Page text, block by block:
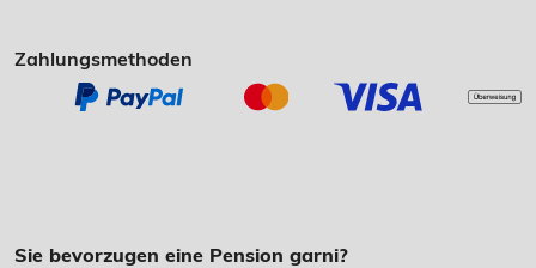
Zahlungsmethoden
Sie bevorzugen eine Pension garni?